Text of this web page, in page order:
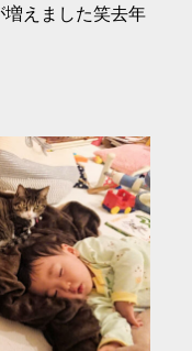
えました笑去年